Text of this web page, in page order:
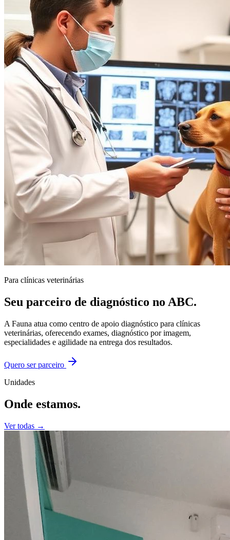
Para clínicas veterinárias
Seu parceiro de diagnóstico no ABC.
A Fauna atua como centro de apoio diagnóstico para clínicas
veterinárias, oferecendo exames, diagnóstico por imagem,
especialidades e agilidade na entrega dos resultados.
Quero ser parceiro
Unidades
Onde estamos.
Ver todas →